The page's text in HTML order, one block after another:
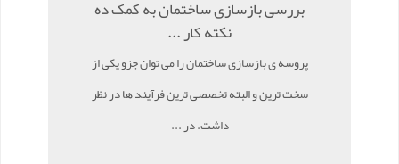
بررسی بازسازی ساختمان به کمک ده
نکته کار ...
پروسه ی بازسازی ساختمان را می توان جزو یکی از
سخت ترین و البته تخصصی ترین فرآیند ها در نظر
داشت. در ...